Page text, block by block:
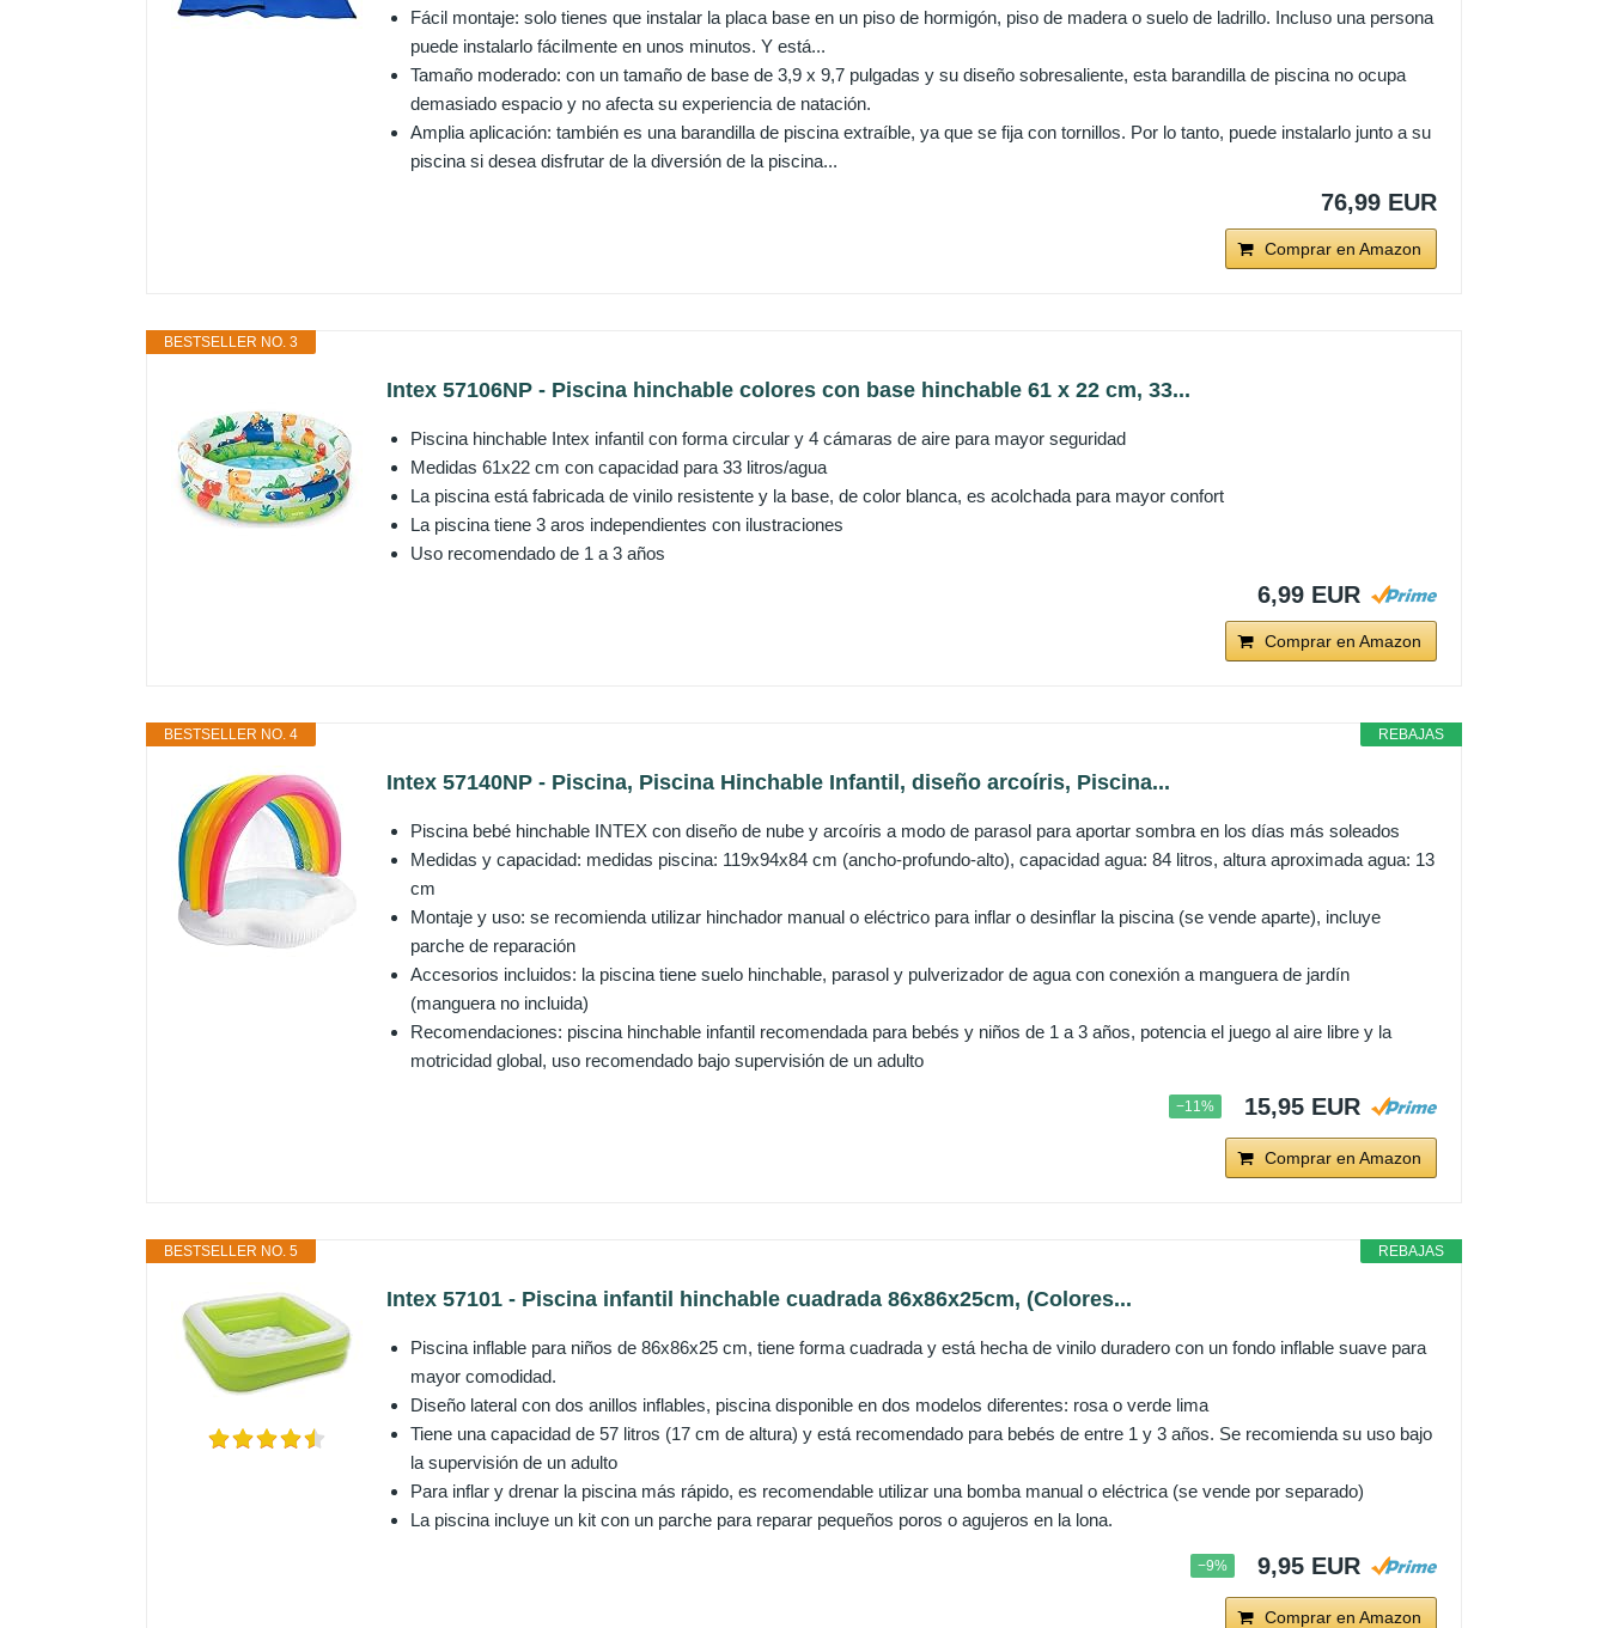
Fácil montaje: solo tienes que instalar la placa base en un piso de hormigón, piso de madera o suelo de ladrillo. Incluso una persona
puede instalarlo fácilmente en unos minutos. Y está...
Tamaño moderado: con un tamaño de base de 3,9 x 9,7 pulgadas y su diseño sobresaliente, esta barandilla de piscina no ocupa
demasiado espacio y no afecta su experiencia de natación.
Amplia aplicación: también es una barandilla de piscina extraíble, ya que se fija con tornillos. Por lo tanto, puede instalarlo junto a su
piscina si desea disfrutar de la diversión de la piscina...
76,99 EUR
Comprar en Amazon
BESTSELLER NO. 3
Intex 57106NP - Piscina hinchable colores con base hinchable 61 x 22 cm, 33...
Piscina hinchable Intex infantil con forma circular y 4 cámaras de aire para mayor seguridad
Medidas 61x22 cm con capacidad para 33 litros/agua
La piscina está fabricada de vinilo resistente y la base, de color blanca, es acolchada para mayor confort
La piscina tiene 3 aros independientes con ilustraciones
Uso recomendado de 1 a 3 años
6,99 EUR
Comprar en Amazon
REBAJAS
BESTSELLER NO. 4
Intex 57140NP - Piscina, Piscina Hinchable Infantil, diseño arcoíris, Piscina...
Piscina bebé hinchable INTEX con diseño de nube y arcoíris a modo de parasol para aportar sombra en los días más soleados
Medidas y capacidad: medidas piscina: 119x94x84 cm (ancho-profundo-alto), capacidad agua: 84 litros, altura aproximada agua: 13
cm
Montaje y uso: se recomienda utilizar hinchador manual o eléctrico para inflar o desinflar la piscina (se vende aparte), incluye
parche de reparación
Accesorios incluidos: la piscina tiene suelo hinchable, parasol y pulverizador de agua con conexión a manguera de jardín
(manguera no incluida)
Recomendaciones: piscina hinchable infantil recomendada para bebés y niños de 1 a 3 años, potencia el juego al aire libre y la
motricidad global, uso recomendado bajo supervisión de un adulto
−11% 15,95 EUR
Comprar en Amazon
REBAJAS
BESTSELLER NO. 5
Intex 57101 - Piscina infantil hinchable cuadrada 86x86x25cm, (Colores...
Piscina inflable para niños de 86x86x25 cm, tiene forma cuadrada y está hecha de vinilo duradero con un fondo inflable suave para
mayor comodidad.
Diseño lateral con dos anillos inflables, piscina disponible en dos modelos diferentes: rosa o verde lima
Tiene una capacidad de 57 litros (17 cm de altura) y está recomendado para bebés de entre 1 y 3 años. Se recomienda su uso bajo
la supervisión de un adulto
Para inflar y drenar la piscina más rápido, es recomendable utilizar una bomba manual o eléctrica (se vende por separado)
La piscina incluye un kit con un parche para reparar pequeños poros o agujeros en la lona.
−9% 9,95 EUR
Comprar en Amazon